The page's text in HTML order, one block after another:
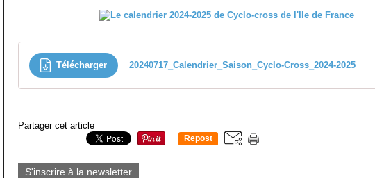
Télécharger 20240717_Calendrier_Saison_Cyclo-Cross_2024-2025
Partager cet article
Repost
S'inscrire à la newsletter